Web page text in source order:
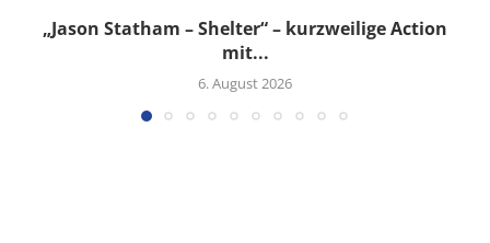
„Jason Statham – Shelter“ – kurzweilige Action
mit...
6. August 2026